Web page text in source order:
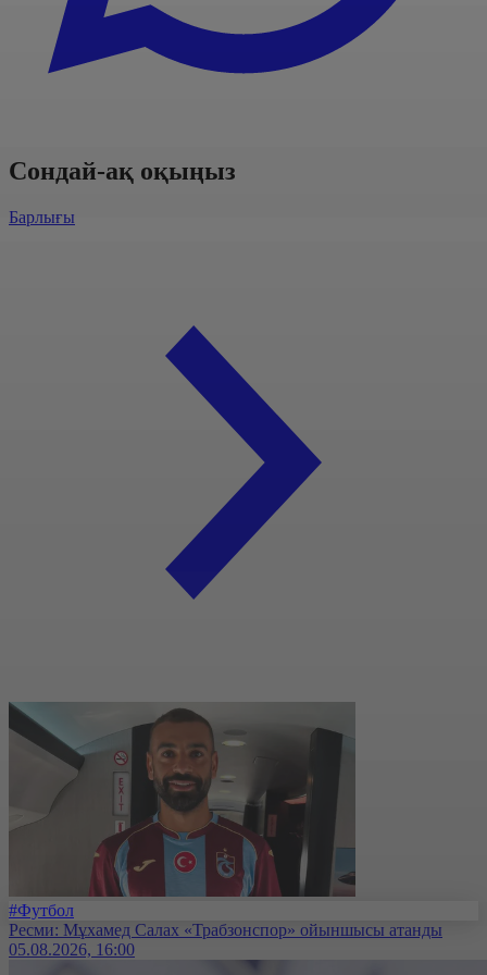
Сондай-ақ оқыңыз
Барлығы
#Футбол
Ресми: Мұхамед Салах «Трабзонспор» ойыншысы атанды
05.08.2026, 16:00